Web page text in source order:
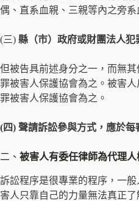
偶、直系血親、三親等內之旁
(三) 縣（市）政府或財團法人
但被告具前述身分之一，而無
罪被害人保護協會為之。被害
罪被害人保護協會為之。
(四) 聲請訴訟參與方式，應於每
二、 被害人有委任律師為代理
訴訟程序是很專業的程序，一
害人只靠自己的力量無法真正